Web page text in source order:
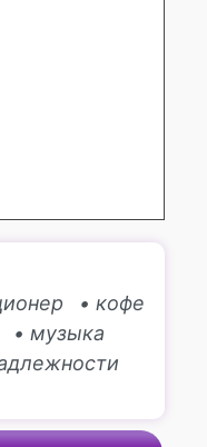
• кофе
• музыка